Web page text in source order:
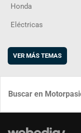
Honda
Eléctricas
VER MÁS TEMAS